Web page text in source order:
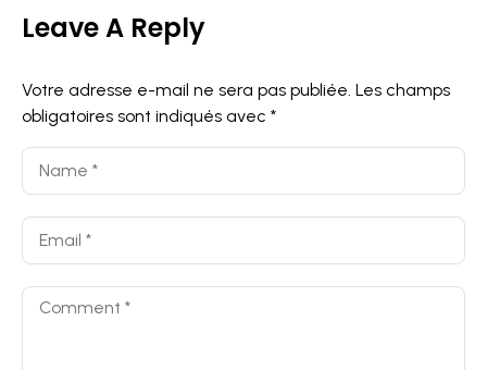
Leave A Reply
Votre adresse e-mail ne sera pas publiée. Les champs
obligatoires sont indiqués avec *